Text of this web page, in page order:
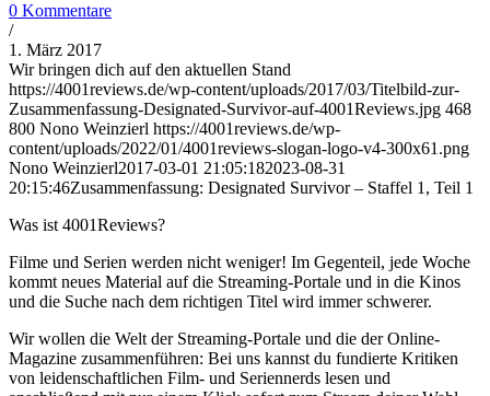
0 Kommentare
/
1. März 2017
Wir bringen dich auf den aktuellen Stand
https://4001reviews.de/wp-content/uploads/2017/03/Titelbild-zur-
Zusammenfassung-Designated-Survivor-auf-4001Reviews.jpg 468
800 Nono Weinzierl https://4001reviews.de/wp-
content/uploads/2022/01/4001reviews-slogan-logo-v4-300x61.png
Nono Weinzierl2017-03-01 21:05:182023-08-31
20:15:46Zusammenfassung: Designated Survivor – Staffel 1, Teil 1
Was ist 4001Reviews?
Filme und Serien werden nicht weniger! Im Gegenteil, jede Woche
kommt neues Material auf die Streaming-Portale und in die Kinos
und die Suche nach dem richtigen Titel wird immer schwerer.
Wir wollen die Welt der Streaming-Portale und die der Online-
Magazine zusammenführen: Bei uns kannst du fundierte Kritiken
von leidenschaftlichen Film- und Seriennerds lesen und